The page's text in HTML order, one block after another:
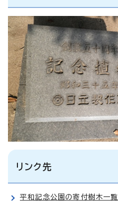
リンク先
平和記念公園の寄付樹木一覧